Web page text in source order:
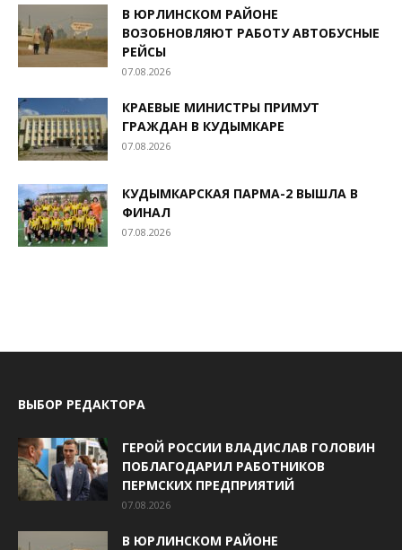
В ЮРЛИНСКОМ РАЙОНЕ
ВОЗОБНОВЛЯЮТ РАБОТУ АВТОБУСНЫЕ
РЕЙСЫ
07.08.2026
КРАЕВЫЕ МИНИСТРЫ ПРИМУТ
ГРАЖДАН В КУДЫМКАРЕ
07.08.2026
КУДЫМКАРСКАЯ ПАРМА-2 ВЫШЛА В
ФИНАЛ
07.08.2026
ВЫБОР РЕДАКТОРА
ГЕРОЙ РОССИИ ВЛАДИСЛАВ ГОЛОВИН
ПОБЛАГОДАРИЛ РАБОТНИКОВ
ПЕРМСКИХ ПРЕДПРИЯТИЙ
07.08.2026
В ЮРЛИНСКОМ РАЙОНЕ